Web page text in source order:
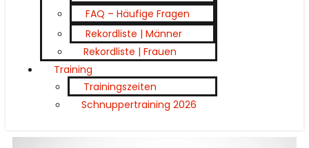
FAQ – Häufige Fragen
Rekordliste | Männer
Rekordliste | Frauen
Training
Trainingszeiten
Schnuppertraining 2026